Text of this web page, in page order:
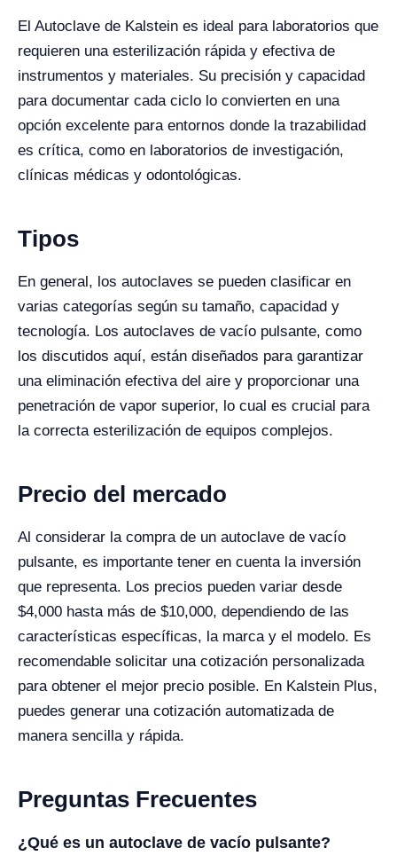
El Autoclave de Kalstein es ideal para laboratorios que
requieren una esterilización rápida y efectiva de
instrumentos y materiales. Su precisión y capacidad
para documentar cada ciclo lo convierten en una
opción excelente para entornos donde la trazabilidad
es crítica, como en laboratorios de investigación,
clínicas médicas y odontológicas.
Tipos
En general, los autoclaves se pueden clasificar en
varias categorías según su tamaño, capacidad y
tecnología. Los autoclaves de vacío pulsante, como
los discutidos aquí, están diseñados para garantizar
una eliminación efectiva del aire y proporcionar una
penetración de vapor superior, lo cual es crucial para
la correcta esterilización de equipos complejos.
Precio del mercado
Al considerar la compra de un autoclave de vacío
pulsante, es importante tener en cuenta la inversión
que representa. Los precios pueden variar desde
$4,000 hasta más de $10,000, dependiendo de las
características específicas, la marca y el modelo. Es
recomendable solicitar una cotización personalizada
para obtener el mejor precio posible. En Kalstein Plus,
puedes generar una cotización automatizada de
manera sencilla y rápida.
Preguntas Frecuentes
¿Qué es un autoclave de vacío pulsante?